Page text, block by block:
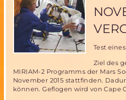
MIRIAM-
2
gemeinsam?
Test
Ziel des
MIRIAM-2 Programms der Mars
November 2015 stattfinden.
können. Geflogen wird von Cape